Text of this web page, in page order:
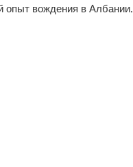
опыт вождения в Албании.